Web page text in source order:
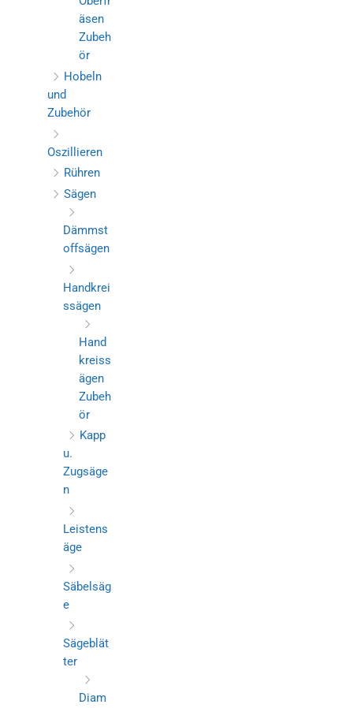
äsen
Zubeh
ör
Hobeln
und
Zubehör
Oszillieren
Rühren
Sägen
Dämmst
offsägen
Handkrei
ssägen
Hand
kreiss
ägen
Zubeh
ör
Kapp
u.
Zugsäge
n
Leistens
äge
Säbelsäg
e
Sägeblät
ter
Diam